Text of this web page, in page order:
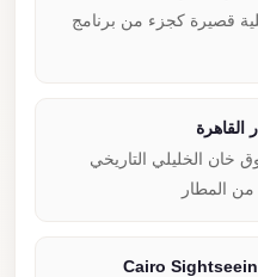
قصيرة كجزء من برنامج
الخليلي التاريخي
المطار
Cairo